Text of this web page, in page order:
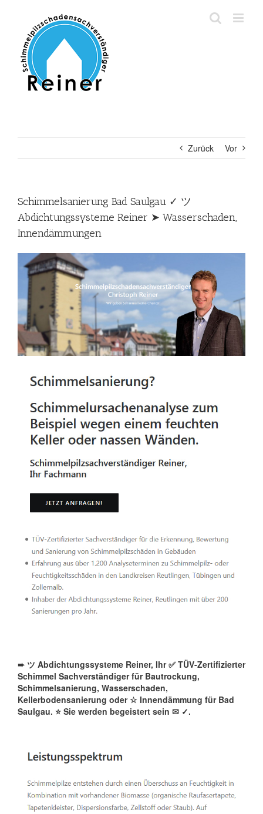
springen
Zurück Vor
Schimmelsanierung Bad Saulgau ✓ ツ
Abdichtungssysteme Reiner ➤ Wasserschaden,
Innendämmungen
➨ ツ Abdichtungssysteme Reiner, Ihr ✅ TÜV-Zertifizierter
Schimmel Sachverständiger für Bautrockung,
Schimmelsanierung, Wasserschaden,
Kellerbodensanierung oder ☆ Innendämmung für Bad
Saulgau. ⭐ Sie werden begeistert sein ✉ ✓️.